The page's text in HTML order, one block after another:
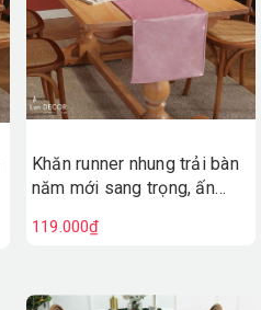
Khăn runner nhung trải bàn
năm mới sang trọng, ấn
119.000₫